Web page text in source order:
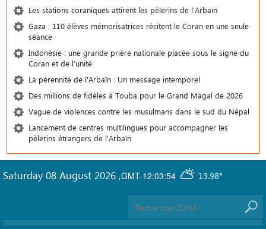
Les stations coraniques attirent les pèlerins de l'Arbaïn
Gaza : 110 élèves mémorisatrices récitent le Coran en une seule
séance
Indonésie : une grande prière nationale placée sous le signe du
Coran et de l’unité
La pérennité de l'Arbaïn : Un message intemporel
Des millions de fidèles à Touba pour le Grand Magal de 2026
Vague de violences contre les musulmans dans le sud du Népal
Lancement de centres multilingues pour accompagner les
pèlerins étrangers de l'Arbaïn
GMT-12:03:54 13.98°
Saturday 08 August 2026 ,